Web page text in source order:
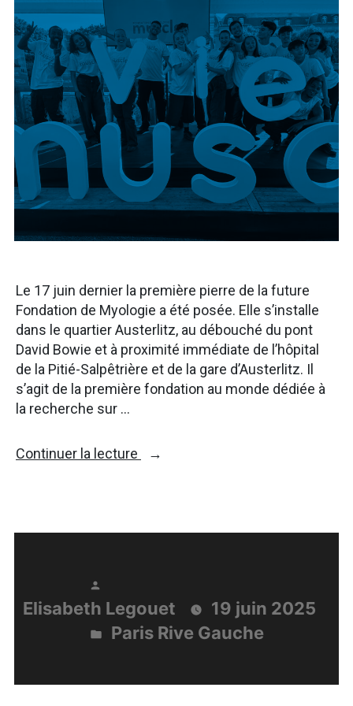
Le 17 juin dernier la première pierre de la future
Fondation de Myologie a été posée. Elle s’installe
dans le quartier Austerlitz, au débouché du pont
David Bowie et à proximité immédiate de l’hôpital
de la Pitié-Salpêtrière et de la gare d’Austerlitz. Il
s’agit de la première fondation au monde dédiée à
la recherche sur …
Continuer la lecture
« 1ere
Fondation
Publié
Elisabeth Legouet 19 juin 2025
dans
Paris Rive Gauche